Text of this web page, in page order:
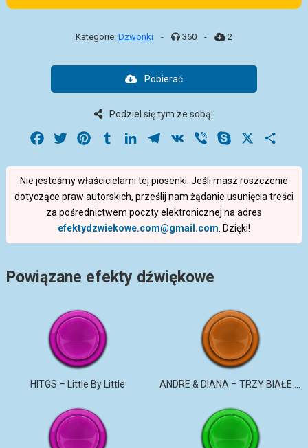
Kategorie: Dzwonki - 360 - 2
Pobierać
Podziel się tym ze sobą:
Facebook
Twitter PinterestTumblrLinkedInTelegram
VK Viber Skype
Nie jesteśmy właścicielami tej piosenki. Jeśli masz roszczenie
dotyczące praw autorskich, prześlij nam żądanie usunięcia treści
za pośrednictwem poczty elektronicznej na adres
efektydzwiekowe.com@gmail.com . Dzięki!
Powiązane efekty dźwiękowe
HITGS – Little By Little